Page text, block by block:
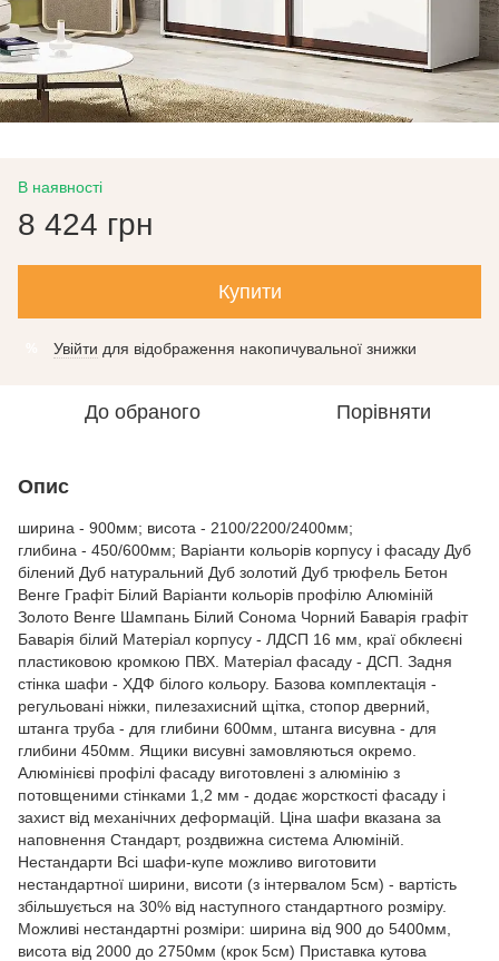
В наявності
8 424 грн
Купити
Увійти для відображення накопичувальної знижки
До обраного Порівняти
Опис
ширина - 900мм; висота - 2100/2200/2400мм;
глибина - 450/600мм; Варіанти кольорів корпусу і фасаду Дуб
білений Дуб натуральний Дуб золотий Дуб трюфель Бетон
Венге Графіт Білий Варіанти кольорів профілю Алюміній
Золото Венге Шампань Білий Сонома Чорний Баварія графіт
Баварія білий Матеріал корпусу - ЛДСП 16 мм, краї обклеєні
пластиковою кромкою ПВХ. Матеріал фасаду - ДСП. Задня
стінка шафи - ХДФ білого кольору. Базова комплектація -
регульовані ніжки, пилезахисний щітка, стопор дверний,
штанга труба - для глибини 600мм, штанга висувна - для
глибини 450мм. Ящики висувні замовляються окремо.
Алюмінієві профілі фасаду виготовлені з алюмінію з
потовщеними стінками 1,2 мм - додає жорсткості фасаду і
захист від механічних деформацій. Ціна шафи вказана за
наповнення Стандарт, роздвижна система Алюміній.
Нестандарти Всі шафи-купе можливо виготовити
нестандартної ширини, висоти (з інтервалом 5см) - вартість
збільшується на 30% від наступного стандартного розміру.
Можливі нестандартні розміри: ширина від 900 до 5400мм,
висота від 2000 до 2750мм (крок 5см) Приставка кутова